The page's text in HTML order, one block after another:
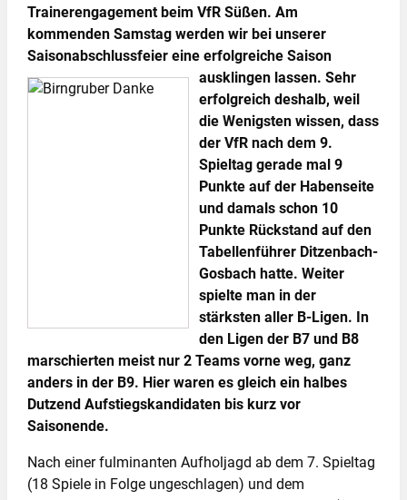
Trainerengagement beim VfR Süßen. Am
kommenden Samstag werden wir bei unserer
Saisonabschlussfeier eine erfolgreiche Saison
ausklingen lassen.Sehr
erfolgreich deshalb, weil
die Wenigsten wissen, dass
der VfR nach dem 9.
Spieltag gerade mal 9
Punkte auf der Habenseite
und damals schon 10
Punkte Rückstand auf den
Tabellenführer Ditzenbach-
Gosbach hatte. Weiter
spielte man in der
stärksten aller B-Ligen. In
den Ligen der B7 und B8
marschierten meist nur 2 Teams vorne weg, ganz
anders in der B9. Hier waren es gleich ein halbes
Dutzend Aufstiegskandidaten bis kurz vor
Saisonende.
Nach einer fulminanten Aufholjagd ab dem 7. Spieltag
(18 Spiele in Folge ungeschlagen) und dem